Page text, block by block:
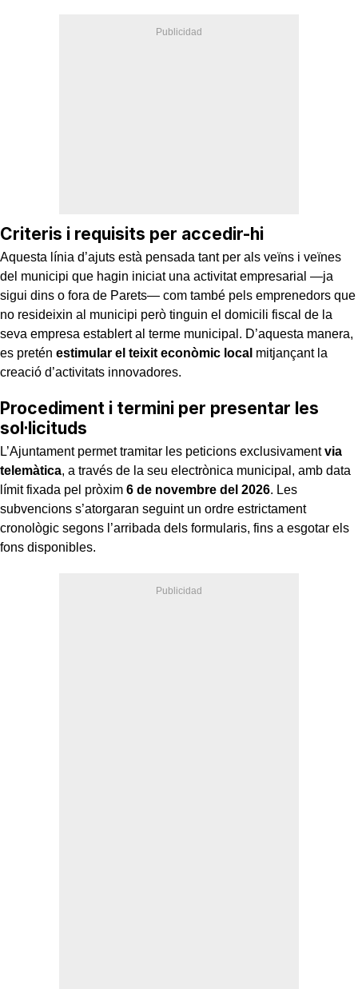
Criteris i requisits per accedir-hi
Aquesta línia d’ajuts està pensada tant per als veïns i veïnes
del municipi que hagin iniciat una activitat empresarial —ja
sigui dins o fora de Parets— com també pels emprenedors que
no resideixin al municipi però tinguin el domicili fiscal de la
seva empresa establert al terme municipal. D’aquesta manera,
es pretén estimular el teixit econòmic local mitjançant la
creació d’activitats innovadores.
Procediment i termini per presentar les
sol·licituds
L’Ajuntament permet tramitar les peticions exclusivamentvia
telemàtica, a través de la seu electrònica municipal, amb data
límit fixada pel pròxim 6 de novembre del 2026. Les
subvencions s’atorgaran seguint un ordre estrictament
cronològic segons l’arribada dels formularis, fins a esgotar els
fons disponibles.